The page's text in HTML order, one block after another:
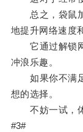
总之，袋鼠加
地提升网络速度
它通过解锁网
冲浪乐趣。
如果你不满足
想的选择。
不妨一试，体
#3#